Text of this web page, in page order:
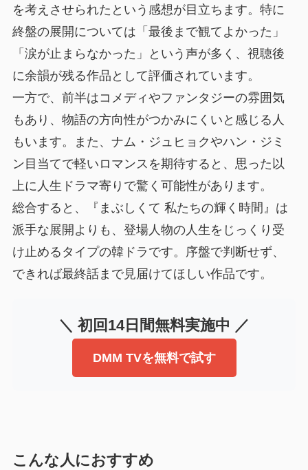
を考えさせられたという感想が目立ちます。特に
終盤の展開については「最後まで観てよかった」
「涙が止まらなかった」という声が多く、視聴後
に余韻が残る作品として評価されています。
一方で、前半はコメディやファンタジーの雰囲気
もあり、物語の方向性がつかみにくいと感じる人
もいます。また、ナム・ジュヒョクやハン・ジミ
ン目当てで軽いロマンスを期待すると、思った以
上に人生ドラマ寄りで驚く可能性があります。
総合すると、『まぶしくて 私たちの輝く時間』は
派手な展開よりも、登場人物の人生をじっくり受
け止めるタイプの韓ドラです。序盤で判断せず、
できれば最終話まで見届けてほしい作品です。
＼ 初回14日間無料実施中 ／
DMM TVを無料で試す
こんな人におすすめ